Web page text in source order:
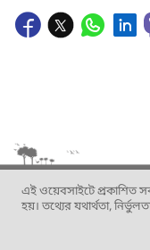
এই ওয়েবসাইটে প্রকাশিত
হয়। তথ্যের যথার্থতা,